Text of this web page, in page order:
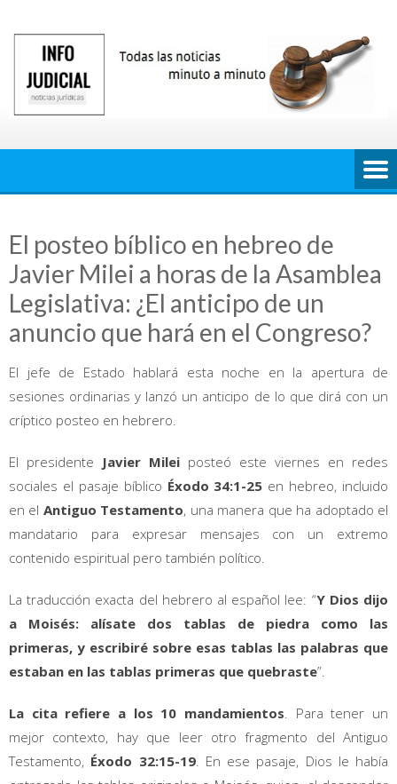
contenido
El posteo bíblico en hebreo de
Javier Milei a horas de la Asamblea
Legislativa: ¿El anticipo de un
anuncio que hará en el Congreso?
El jefe de Estado hablará esta noche en la apertura de
sesiones ordinarias y lanzó un anticipo de lo que dirá con un
críptico posteo en hebrero.
El presidente Javier Milei posteó este viernes en redes
sociales el pasaje bíblico Éxodo 34:1-25 en hebreo, incluido
en el Antiguo Testamento, una manera que ha adoptado el
mandatario para expresar mensajes con un extremo
contenido espiritual pero también político.
La traducción exacta del hebrero al español lee: “Y Dios dijo
a Moisés: alísate dos tablas de piedra como las
primeras, y escribiré sobre esas tablas las palabras que
estaban en las tablas primeras que quebraste”.
La cita refiere a los 10 mandamientos . Para tener un
mejor contexto, hay que leer otro fragmento del Antiguo
Testamento, Éxodo 32:15-19. En ese pasaje, Dios le había